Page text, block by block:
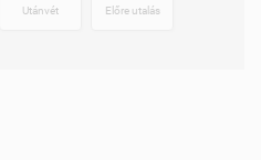
Utánvét Előre utalás